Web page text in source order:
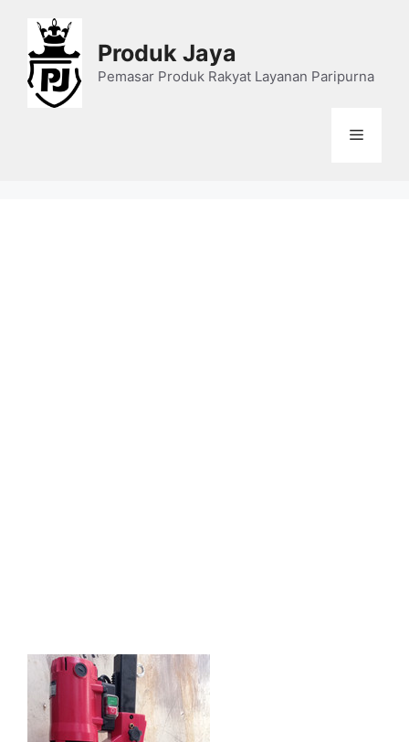
content
Produk Jaya
Pemasar Produk Rakyat Layanan Paripurna
Menu